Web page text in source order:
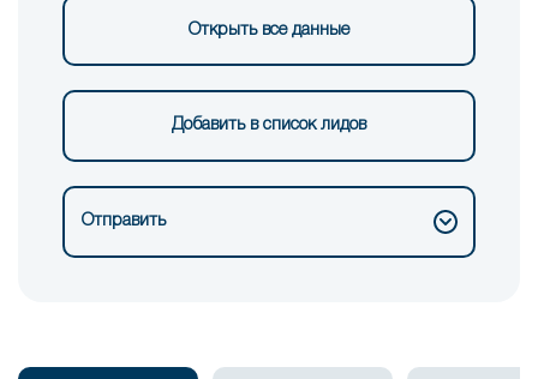
Открыть все данные
Добавить в список лидов
Отправить